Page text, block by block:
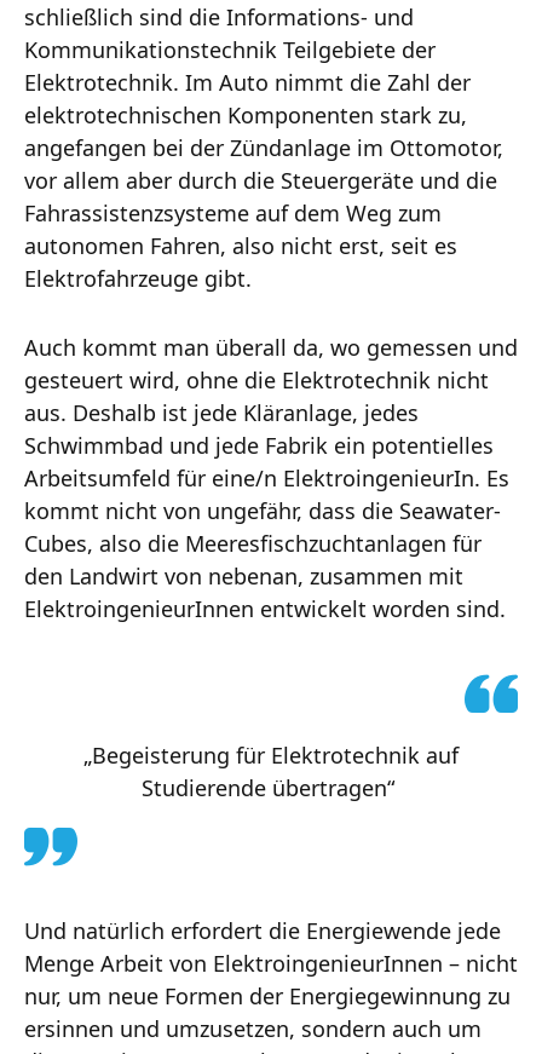
schließlich sind die Informations- und
Kommunikationstechnik Teilgebiete der
Elektrotechnik. Im Auto nimmt die Zahl der
elektrotechnischen Komponenten stark zu,
angefangen bei der Zündanlage im Ottomotor,
vor allem aber durch die Steuergeräte und die
Fahrassistenzsysteme auf dem Weg zum
autonomen Fahren, also nicht erst, seit es
Elektrofahrzeuge gibt.
Auch kommt man überall da, wo gemessen und
gesteuert wird, ohne die Elektrotechnik nicht
aus. Deshalb ist jede Kläranlage, jedes
Schwimmbad und jede Fabrik ein potentielles
Arbeitsumfeld für eine/n ElektroingenieurIn. Es
kommt nicht von ungefähr, dass die Seawater-
Cubes, also die Meeresfischzuchtanlagen für
den Landwirt von nebenan, zusammen mit
ElektroingenieurInnen entwickelt worden sind.
„Begeisterung für Elektrotechnik auf
Studierende übertragen“
Und natürlich erfordert die Energiewende jede
Menge Arbeit von ElektroingenieurInnen – nicht
nur, um neue Formen der Energiegewinnung zu
ersinnen und umzusetzen, sondern auch um